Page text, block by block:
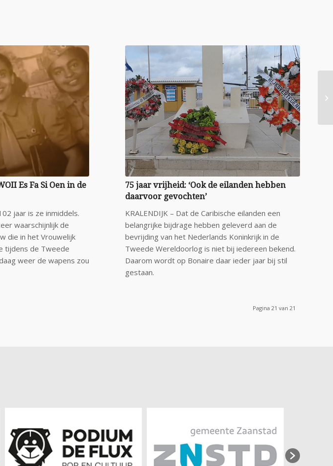
Es Fa Si Oen in de
jaar is ze inmiddels.
waarschijnlijk de
die in het Vrouwelijk
tijdens de Tweede
weer de wapens zou
75 jaar vrijheid: ‘Ook de eilanden hebben
daarvoor gevochten’
KRALENDIJK – Dat de Caribische eilanden een
belangrijke bijdrage hebben geleverd aan de
bevrijding van het Nederlands Koninkrijk in de
Tweede Wereldoorlog is niet bij iedereen bekend.
Daarom wordt op Bonaire daar ieder jaar bij stil
gestaan.
Pagina 21 van 21